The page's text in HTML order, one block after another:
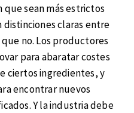
sean más estrictos
claras entre
no. Los productores
para abaratar costes
ciertos ingredientes, y
encontrar nuevos
Y la industria debe